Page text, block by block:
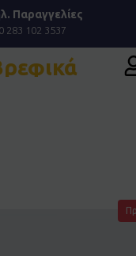
Παραγγελίες
283 102 3537